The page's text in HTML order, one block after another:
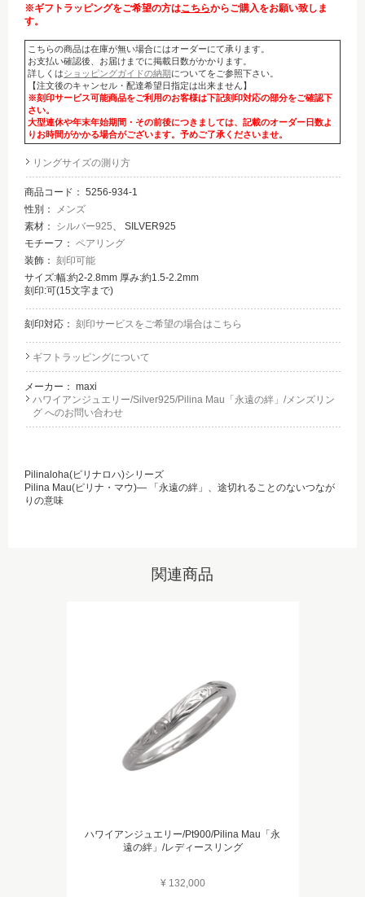
※ギフトラッピングをご希望の方はこちらからご購入をお願い致しま
す。
こちらの商品は在庫が無い場合にはオーダーにて承ります。
お支払い確認後、お届けまでに掲載日数がかかります。
詳しくはショッピングガイドの納期についてをご参照下さい。
【注文後のキャンセル・配達希望日指定は出来ません】
※刻印サービス可能商品をご利用のお客様は下記刻印対応の部分をご確認下
さい。
大型連休や年末年始期間・その前後につきましては、記載のオーダー日数よ
りお時間がかかる場合がございます。予めご了承くださいませ。
リングサイズの測り方
商品コード： 5256-934-1
性別：
メンズ
素材： シルバー925、 SILVER925
モチーフ： ペアリング
装飾： 刻印可能
サイズ:幅:約2-2.8mm 厚み:約1.5-2.2mm
刻印:可(15文字まで)
刻印対応： 刻印サービスをご希望の場合はこちら
ギフトラッピングについて
メーカー： maxi
ハワイアンジュエリー/Silver925/Pilina Mau「永遠の絆」/メンズリン
グ へのお問い合わせ
Pilinaloha(ピリナロハ)シリーズ
Pilina Mau(ピリナ・マウ)― 「永遠の絆」、途切れることのないつなが
りの意味
関連商品
ハワイアンジュエリー/Pt900/Pilina Mau「永
遠の絆」/レディースリング
¥ 132,000